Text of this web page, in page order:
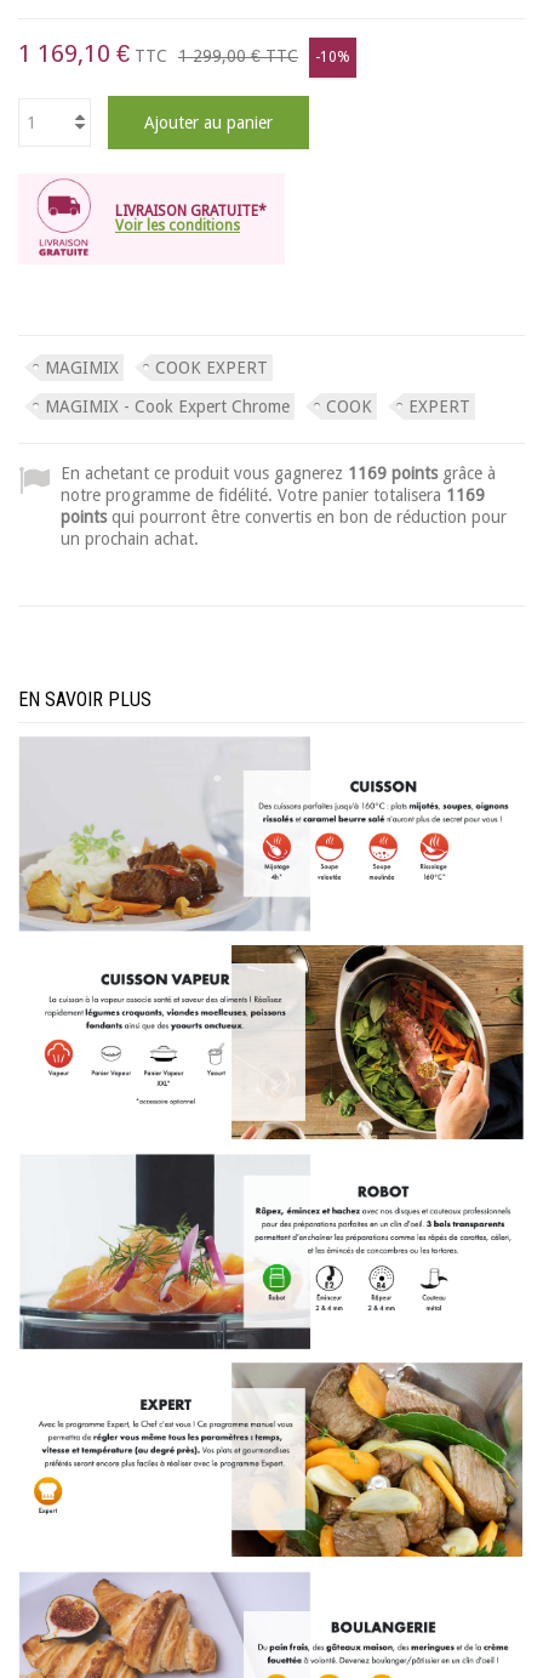
1 169,10 € TTC 1 299,00 €TTC -10%
Ajouter au panier
LIVRAISON GRATUITE*
Voir les conditions
MAGIMIX
COOK EXPERT
MAGIMIX - Cook Expert Chrome
COOK EXPERT
En achetant ce produit vous gagnerez 1169 pointsgrâce à
notre programme de fidélité. Votre panier totalisera 1169
pointsqui pourront être convertis en bon de réduction pour
un prochain achat.
EN SAVOIR PLUS